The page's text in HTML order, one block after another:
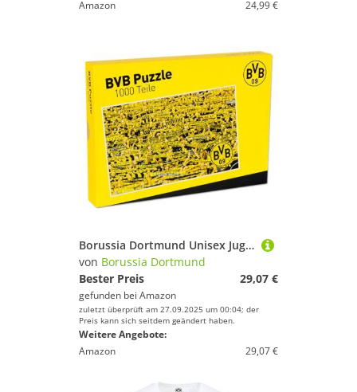
Amazon
24,99 €
Borussia Dortmund Unisex Jugend BVB Puzzle 1000 Teile, schwarzgelb, 72x45cm
von Borussia Dortmund
Bester Preis
29,07 €
gefunden bei Amazon
zuletzt überprüft am 27.09.2025 um 00:04; der
Preis kann sich seitdem geändert haben.
Weitere Angebote:
Amazon
29,07 €